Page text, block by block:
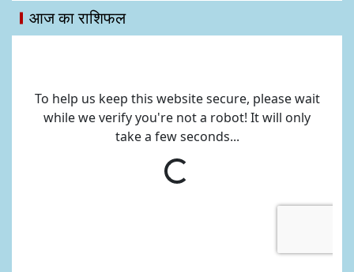
आज का राशिफल